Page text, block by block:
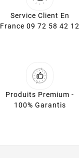
Service Client En
France 09 72 58 42 12
Produits Premium -
100% Garantis